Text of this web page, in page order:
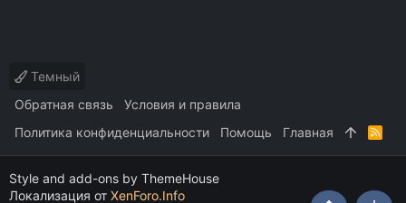
Темный
Обратная связь
Условия и правила
Политика конфиденциальности
Помощь Главная
R
Style and add-ons by ThemeHouse
Локализация от XenForo.Info